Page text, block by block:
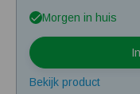
Morgen in huis
Bekijk product